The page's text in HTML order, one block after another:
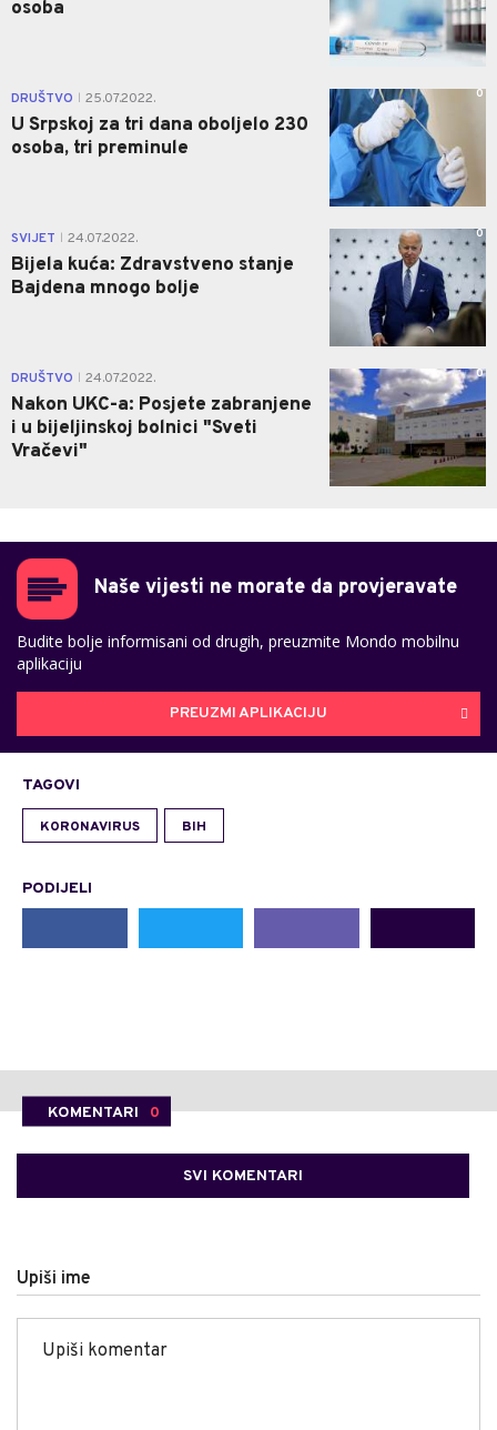
osoba
DRUŠTVO 25.07.2022.
U Srpskoj za tri dana oboljelo 230
osoba, tri preminule
0
SVIJET 24.07.2022.
Bijela kuća: Zdravstveno stanje
Bajdena mnogo bolje
0
DRUŠTVO 24.07.2022.
Nakon UKC-a: Posjete zabranjene
i u bijeljinskoj bolnici "Sveti
Vračevi"
0
Naše vijesti ne morate da provjeravate
Budite bolje informisani od drugih, preuzmite Mondo mobilnu
aplikaciju
PREUZMI APLIKACIJU
TAGOVI
KORONAVIRUS BIH
PODIJELI
KOMENTARI 0
SVI KOMENTARI
Upiši ime